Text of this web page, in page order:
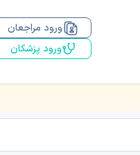
ورود مراجعان
ورود پزشکان